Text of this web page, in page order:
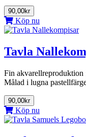
90,00kr
Köp nu
Tavla
Fin akvarellreproduktion
Målad i lugna
90,00kr
Köp nu